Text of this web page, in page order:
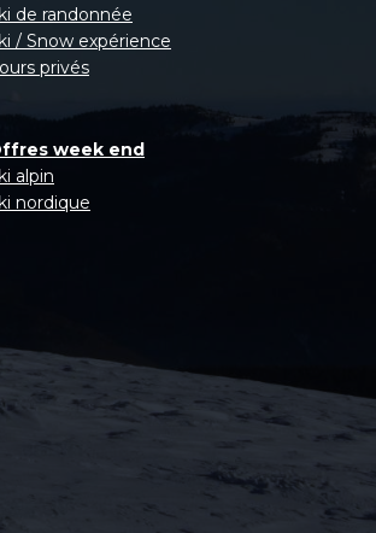
de randonnée
/ Snow expérience
privés
week end
alpin
nordique